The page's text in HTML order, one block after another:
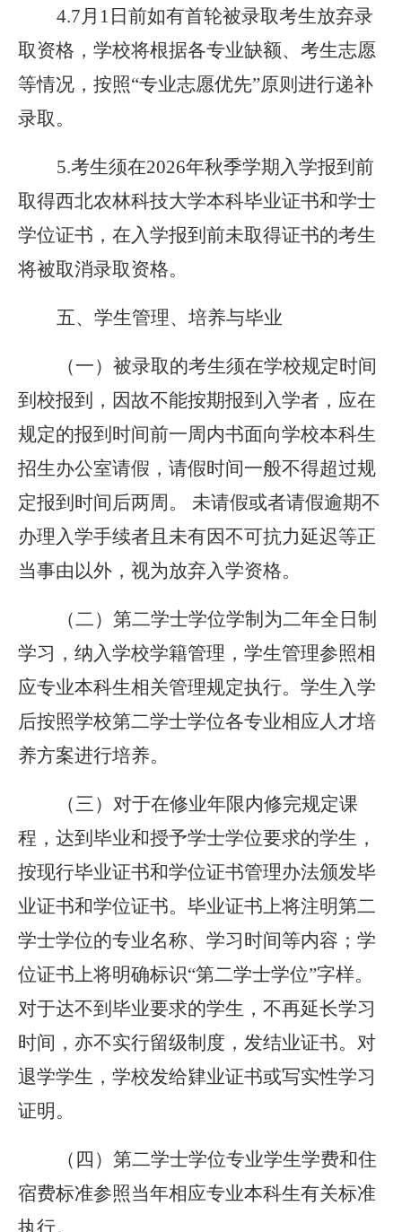
4.7月1日前如有首轮被录取考生放弃录
取资格，学校将根据各专业缺额、考生志愿
等情况，按照“专业志愿优先”原则进行递补
录取。
5.考生须在2026年秋季学期入学报到前
取得西北农林科技大学本科毕业证书和学士
学位证书，在入学报到前未取得证书的考生
将被取消录取资格。
五、学生管理、培养与毕业
（一）被录取的考生须在学校规定时间
到校报到，因故不能按期报到入学者，应在
规定的报到时间前一周内书面向学校本科生
招生办公室请假，请假时间一般不得超过规
定报到时间后两周。 未请假或者请假逾期不
办理入学手续者且未有因不可抗力延迟等正
当事由以外，视为放弃入学资格。
（二）第二学士学位学制为二年全日制
学习，纳入学校学籍管理，学生管理参照相
应专业本科生相关管理规定执行。学生入学
后按照学校第二学士学位各专业相应人才培
养方案进行培养。
（三）对于在修业年限内修完规定课
程，达到毕业和授予学士学位要求的学生，
按现行毕业证书和学位证书管理办法颁发毕
业证书和学位证书。毕业证书上将注明第二
学士学位的专业名称、学习时间等内容；学
位证书上将明确标识“第二学士学位”字样。
对于达不到毕业要求的学生，不再延长学习
时间，亦不实行留级制度，发结业证书。对
退学学生，学校发给肄业证书或写实性学习
证明。
（四）第二学士学位专业学生学费和住
宿费标准参照当年相应专业本科生有关标准
执行。